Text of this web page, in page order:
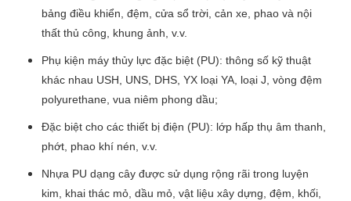
bảng điều khiển, đệm, cửa sổ trời, cản xe, phao và nội
thất thủ công, khung ảnh, v.v.
Phụ kiện máy thủy lực đặc biệt (PU): thông số kỹ thuật
khác nhau USH, UNS, DHS, YX loại YA, loại J, vòng đệm
polyurethane, vua niêm phong dầu;
Đặc biệt cho các thiết bị điện (PU): lớp hấp thụ âm thanh,
phớt, phao khí nén, v.v.
Nhựa PU dạng cây được sử dụng rộng rãi trong luyện
kim, khai thác mỏ, dầu mỏ, vật liệu xây dựng, đệm, khối,